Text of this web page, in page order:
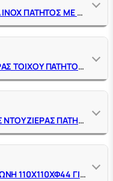
ΔΙΑΚΟΠΤΗΣ IDRAL ΓΙΑ ΠΑΝΕΛ ΙΝΟΧ ΠΑΤΗΤΟΣ ΜΕ ΧΡΟΝΟΚΑΘΥΣΤΕΡΗΣΗ
ΔΙΑΚΟΠΤΗΣ Ν.489 ΝΤΟΥΖΙΕΡΑΣ ΤΟΙΧΟΥ ΠΑΤΗΤΟΣ ΕΞΩΤΕΡΙΚΟΣ 1/2" Α.Α. ΜΕ ΛΑΒΗ, ΑΛΥΣΙΔΑ, ΚΩΔΩΝΑ & ΧΡΟΝ/ΣΗ
ΔΙΑΚΟΠΤΗΣ Ν.488 ΓΩΝΙΑΚΟΣ ΝΤΟΥΖΙΕΡΑΣ ΠΑΤΗΤΟΣ 1/2" ΑΡΣ. ΜΕ ΛΑΒΗ, ΑΛΥΣΙΔΑ, ΚΩΔΩΝΑ ΚΑΙ ΧΡΟΝΟΚΑΘΥΣΤΕΡΗΣΗ
ΡΟΖΕΤΑ ΑΒS ΧΡΩΜΕ ΤΕΤΡΑΓΩΝΗ 110Χ110ΧΦ44 ΓΙΑ ΦΛΟΥΣΟΜΕΤΡΑ Ν.471 ΚΑΙ ΔΙΑΚ. Ν.467 ΕΝΤΟΙΧΙΣΜΟΥ ΤRΕΜΟLΑDΑ